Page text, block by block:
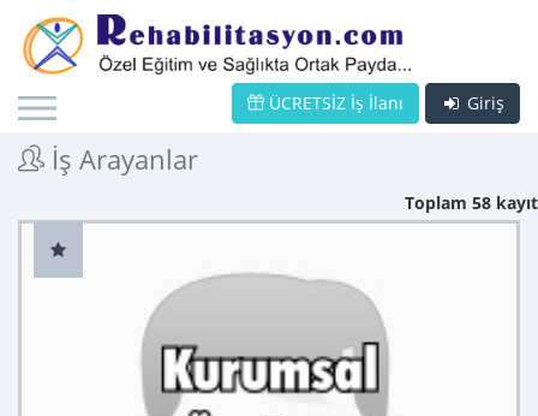
Giriş
ÜCRETSİZ İş İlanı
İş Arayanlar
Toplam 58 kayıt